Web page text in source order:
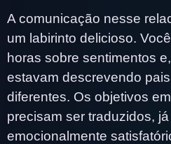
A comunicação nesse
um labirinto delicioso.
horas sobre sentimentos
estavam descrevendo
diferentes. Os objetivos
precisam ser traduzidos,
emocionalmente